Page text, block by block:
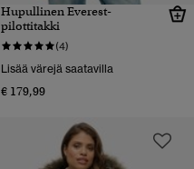
Hupullinen Everest-
pilottitakki
(4)
Lisää värejä saatavilla
€ 179,99